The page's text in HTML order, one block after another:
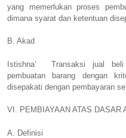
yang memerlukan proses
dimana syarat dan ketentuan
B. Akad
Istishna’
Transaksi jual
pembuatan barang dengan
disepakati dengan pembayaran
VI. PEMBIAYAAN ATAS DASAR
A. Definisi